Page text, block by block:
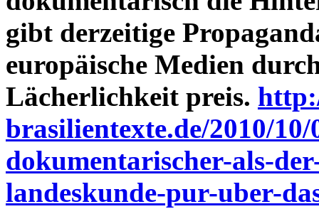
gibt derzeitige
europäische Medien
Lächerlichkeit preis.
brasilientexte.de/2010/
dokumentarischer-als-
landeskunde-pur-uber-